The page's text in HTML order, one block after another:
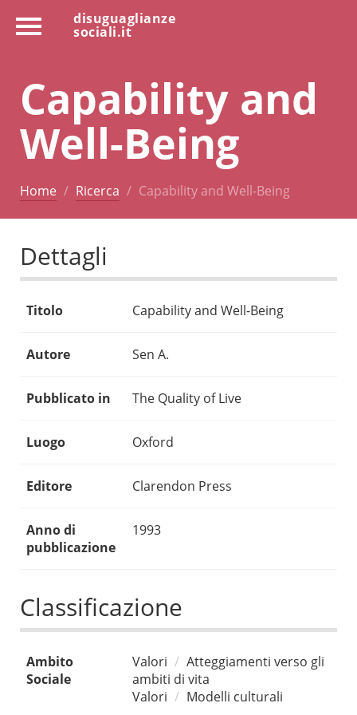
disuguaglianze
sociali.it
Capability and
Well-Being
Home Ricerca Capability and Well-Being
Dettagli
Titolo Capability and Well-Being
Autore Sen A.
Pubblicato in The Quality of Live
Luogo Oxford
Editore Clarendon Press
Anno di
pubblicazione
1993
Classificazione
Ambito
Sociale
Valori
Atteggiamenti verso gli
ambiti di vita
Valori
Modelli culturali